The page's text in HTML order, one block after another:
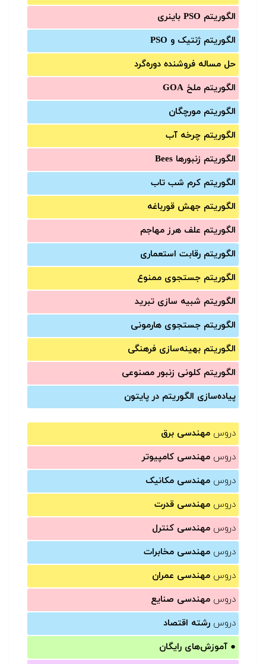
الگوریتم PSO باینری
الگوریتم ژنتیک و PSO
حل مساله فروشنده دوره‌گرد
الگوریتم ملخ GOA
الگوریتم مورچگان
الگوریتم چرخه آب
الگوریتم زنبورها Bees
الگوریتم کرم شب تاب
الگوریتم جهش قورباغه
الگوریتم علف هرز مهاجم
الگوریتم رقابت استعماری
الگوریتم جستجوی ممنوع
الگوریتم شبیه سازی تبرید
الگوریتم جستجوی هارمونی
الگوریتم بهینه‌سازی فرهنگی
الگوریتم کلونی زنبور مصنوعی
پیاده‌سازی الگوریتم در پایتون
دروس مهندسی برق
دروس مهندسی کامپیوتر
دروس مهندسی مکانیک
دروس مهندسی قدرت
دروس مهندسی کنترل
دروس مهندسی مخابرات
دروس مهندسی عمران
دروس مهندسی صنایع
دروس رشته اقتصاد
● آموزش‌های رایگان